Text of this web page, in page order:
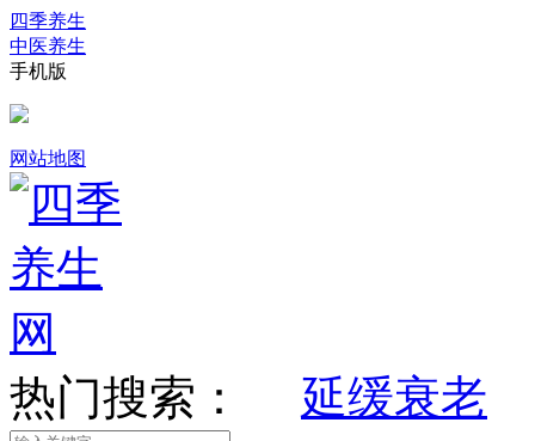
四季养生
中医养生
手机版
网站地图
热门搜索： 延缓衰老